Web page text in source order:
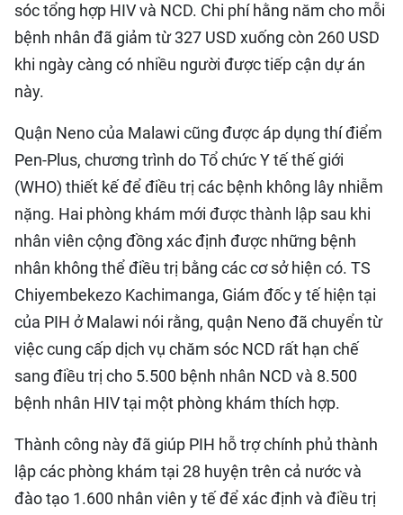
sóc tổng hợp HIV và NCD. Chi phí hằng năm cho mỗi
bệnh nhân đã giảm từ 327 USD xuống còn 260 USD
khi ngày càng có nhiều người được tiếp cận dự án
này.
Quận Neno của Malawi cũng được áp dụng thí điểm
Pen-Plus, chương trình do Tổ chức Y tế thế giới
(WHO) thiết kế để điều trị các bệnh không lây nhiễm
nặng. Hai phòng khám mới được thành lập sau khi
nhân viên cộng đồng xác định được những bệnh
nhân không thể điều trị bằng các cơ sở hiện có. TS
Chiyembekezo Kachimanga, Giám đốc y tế hiện tại
của PIH ở Malawi nói rằng, quận Neno đã chuyển từ
việc cung cấp dịch vụ chăm sóc NCD rất hạn chế
sang điều trị cho 5.500 bệnh nhân NCD và 8.500
bệnh nhân HIV tại một phòng khám thích hợp.
Thành công này đã giúp PIH hỗ trợ chính phủ thành
lập các phòng khám tại 28 huyện trên cả nước và
đào tạo 1.600 nhân viên y tế để xác định và điều trị